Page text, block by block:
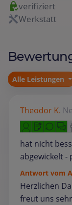
verifiziert
Werkstatt
Alle Leistungen
Theodor K.
hat nicht
abgewickelt -
Antwort vom
Herzlichen
freut uns